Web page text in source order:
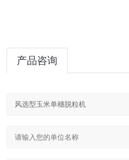
产品咨询